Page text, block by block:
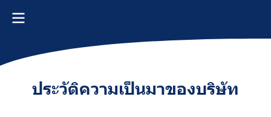
ประวัติความเป็นมาของบริษัท